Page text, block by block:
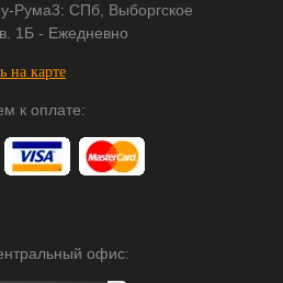
Рума3: СПб, Выборгское
1Б - Ежедневно
на карте
к оплате:
офис: